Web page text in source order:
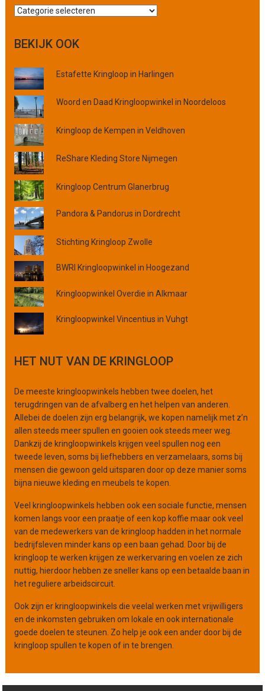
Z
k
p
p
l
a
a
t
s
,
p
r
o
v
i
c
i
e
o
f
o
r
a
i
s
a
t
i
e
BEKIJK OOK
Estafette Kringloop in Harlingen
Woord en Daad Kringloopwinkel in Noordeloos
Kringloop de Kempen in Veldhoven
ReShare Kleding Store Nijmegen
Kringloop Centrum Glanerbrug
Pandora & Pandorus in Dordrecht
Stichting Kringloop Zwolle
BWRI Kringloopwinkel in Hoogezand
Kringloopwinkel Overdie in Alkmaar
Kringloopwinkel Vincentius in Vuhgt
HET NUT VAN DE KRINGLOOP
De meeste kringloopwinkels hebben twee doelen, het
terugdringen van de afvalberg en het helpen van anderen.
Allebei de doelen zijn erg belangrijk, we kopen namelijk met z’n
allen steeds meer spullen en gooien ook steeds meer weg.
Dankzij de kringloopwinkels krijgen veel spullen nog een
tweede leven, soms bij liefhebbers en verzamelaars, soms bij
mensen die gewoon geld uitsparen door op deze manier soms
bijna nieuwe kleding en meubels te kopen.
Veel kringloopwinkels hebben ook een sociale functie, mensen
komen langs voor een praatje of een kop koffie maar ook veel
van de medewerkers van de kringloop hadden in het normale
bedrijfsleven minder kans op een baan gehad. Door bij de
kringloop te werken krijgen ze werkervaring en voelen ze zich
nuttig, hierdoor hebben ze sneller kans op een betaalde baan in
het reguliere arbeidscircuit.
Ook zijn er kringloopwinkels die veelal werken met vrijwilligers
en de inkomsten gebruiken om lokale en ook internationale
goede doelen te steunen. Zo help je ook een ander door bij de
kringloop spullen te kopen of in te brengen.